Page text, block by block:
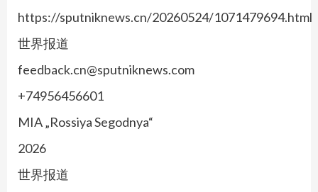
https://sputniknews.cn/20260524/1071479694.html
世界报道
feedback.cn@sputniknews.com
+74956456601
MIA „Rossiya Segodnya“
2026
世界报道